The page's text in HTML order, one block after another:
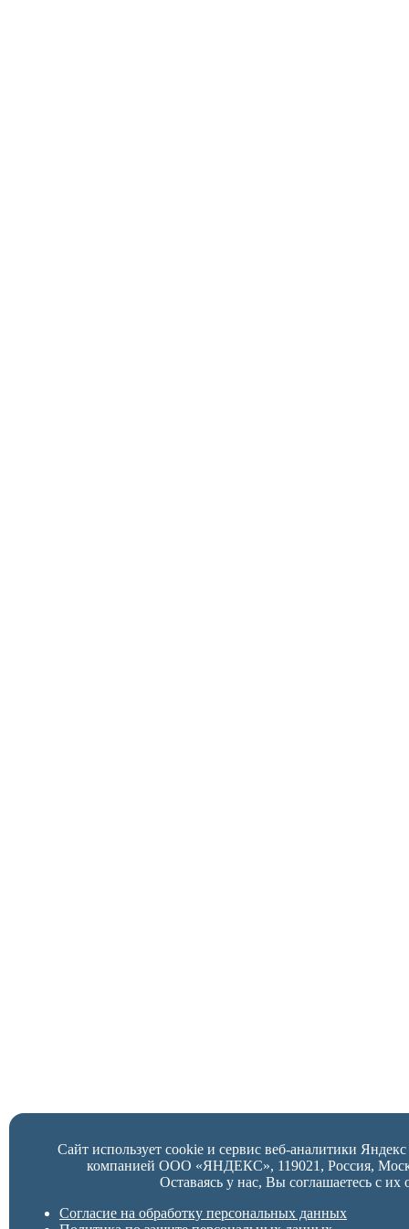
Сайт использует cookie и сервис веб-аналитики
компанией ООО «ЯНДЕКС», 119021, Россия,
Оставаясь у нас, Вы соглашаетесь с их
Согласие на обработку персональных данных